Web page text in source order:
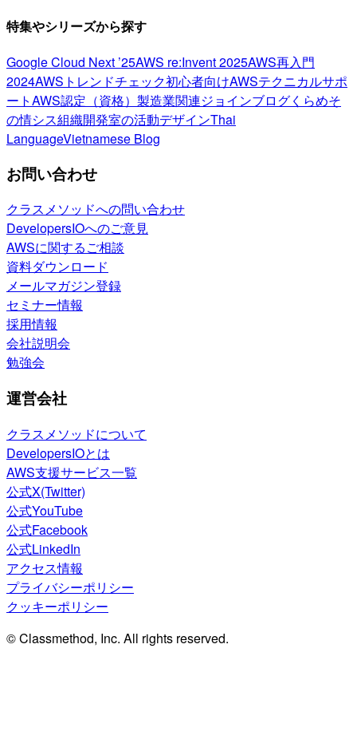
特集やシリーズから探す
Google Cloud Next ’25AWS re:Invent 2025AWS再入門
2024AWSトレンドチェック初心者向けAWSテクニカルサポ
ートAWS認定（資格） 製造業関連ジョインブログくらめそ
の情シス組織開発室の活動デザインThai
LanguageVietnamese Blog
お問い合わせ
クラスメソッドへの問い合わせ
DevelopersIOへのご意見
AWSに関するご相談
資料ダウンロード
メールマガジン登録
セミナー情報
採用情報
会社説明会
勉強会
運営会社
クラスメソッドについて
DevelopersIOとは
AWS支援サービス一覧
公式X(Twitter)
公式YouTube
公式Facebook
公式LinkedIn
アクセス情報
プライバシーポリシー
クッキーポリシー
© Classmethod, Inc. All rights reserved.